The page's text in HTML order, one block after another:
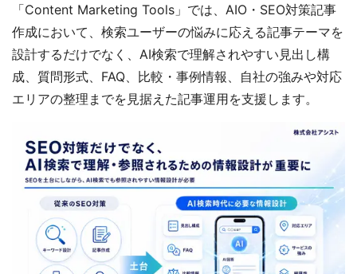
「Content Marketing Tools」では、AIO・SEO対策記事
作成において、検索ユーザーの悩みに応える記事テーマを
設計するだけでなく、AI検索で理解されやすい見出し構
成、質問形式、FAQ、比較・事例情報、自社の強みや対応
エリアの整理までを見据えた記事運用を支援します。